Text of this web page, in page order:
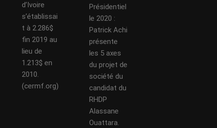
d’Ivoire
s’établissai
t à 2.286$
fin 2019 au
lieu de
1.213$ en
2010.
(cermf.org)
Présidentiel
le 2020 :
Patrick Achi
présente
les 5 axes
du projet de
société du
candidat du
RHDP
Alassane
Ouattara.